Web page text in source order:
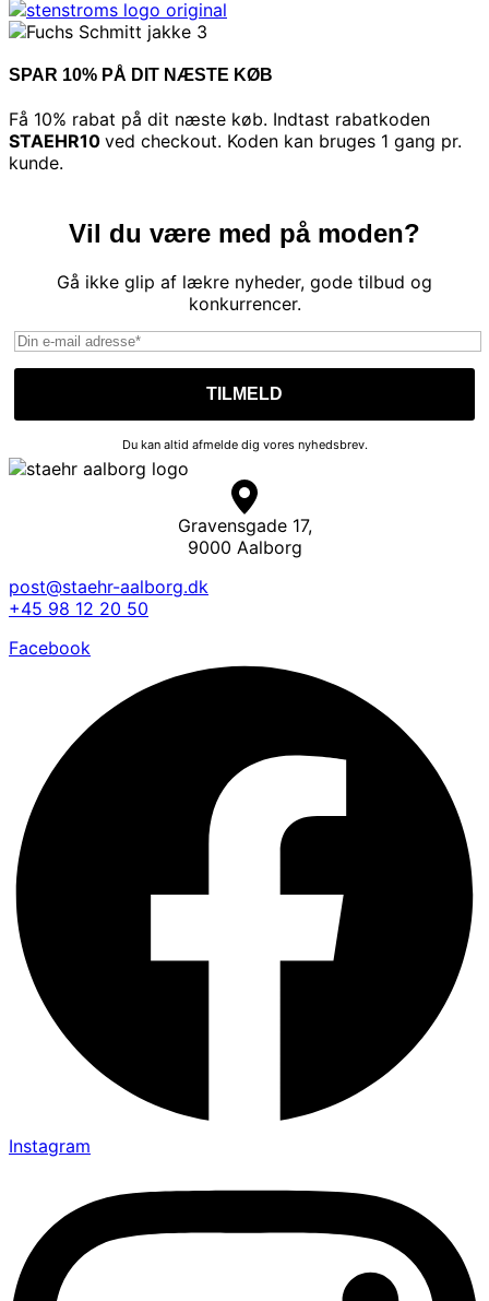
SPAR 10% PÅ DIT NÆSTE KØB
Få 10% rabat på dit næste køb. Indtast rabatkoden
STAEHR10 ved checkout. Koden kan bruges 1 gang pr.
kunde.
Vil du være med på moden?
Gå ikke glip af lækre nyheder, gode tilbud og
konkurrencer.
Du kan altid afmelde dig vores nyhedsbrev.
Gravensgade 17,
9000 Aalborg
post@staehr-aalborg.dk
+45 98 12 20 50
Facebook
Instagram